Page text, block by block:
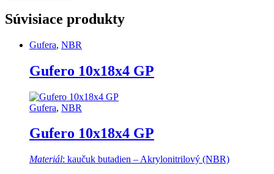
Súvisiace produkty
Gufera, NBR
Gufero 10x18x4 GP
Gufera, NBR
Gufero 10x18x4 GP
Materiál: kaučuk butadien – Akrylonitrilový (NBR)